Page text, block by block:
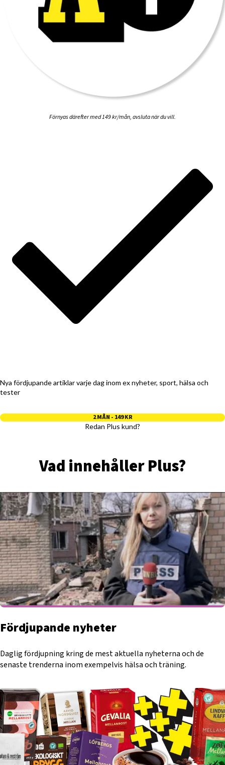
Förnyas därefter med 149 kr/mån, avsluta när du vill.
Nya fördjupande artiklar varje dag inom ex nyheter, sport, hälsa och
tester
2 MÅN - 149 KR
Redan Plus kund?
Vad innehåller Plus?
Fördjupande nyheter
Daglig fördjupning kring de mest aktuella nyheterna och de
senaste trenderna inom exempelvis hälsa och träning.